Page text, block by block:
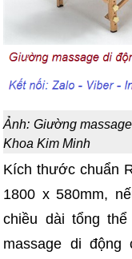
Ảnh: Giường
Khoa Kim Minh
Kích thước chuẩn
1800 x 580mm,
chiều dài tổng
massage di động